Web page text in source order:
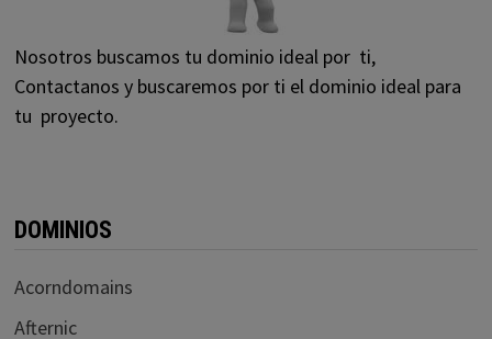
Nosotros buscamos tu dominio ideal por ti,
Contactanos y buscaremos por ti el dominio ideal para
tu proyecto.
DOMINIOS
Acorndomains
Afternic